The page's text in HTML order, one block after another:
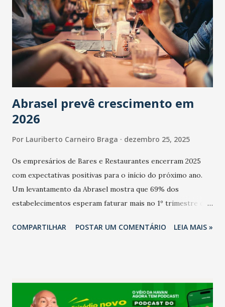
Abrasel prevê crescimento em
2026
Por Lauriberto Carneiro Braga dezembro 25, 2025
Os empresários de Bares e Restaurantes encerram 2025
com expectativas positivas para o início do próximo ano.
Um levantamento da Abrasel mostra que 69% dos
estabelecimentos esperam faturar mais no 1º trimestre de
relação ao último trimestre deste ano, 56% também
confraternizações de fim de ano e pelo pagamento do 13º
Salário para um número maior de trabalhadores, já que o
COMPARTILHAR POSTAR UM COMENTÁRIO LEIA MAIS »